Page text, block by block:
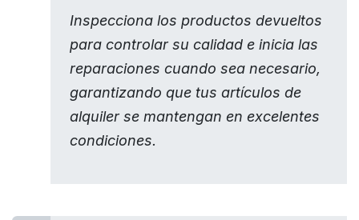
Inspecciona los productos devueltos
para controlar su calidad e inicia las
reparaciones cuando sea necesario,
garantizando que tus artículos de
alquiler se mantengan en excelentes
condiciones.